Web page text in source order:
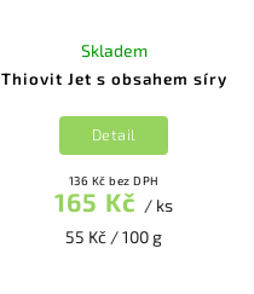
Thiovit Jet s obsahem síry
Skladem
136 Kč bez DPH
165 Kč / ks
55 Kč / 100 g
Detail